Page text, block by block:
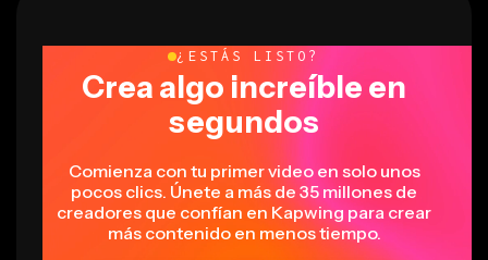
¿ESTÁS LISTO?
Crea algo increíble en
segundos
Comienza con tu primer video en solo unos
pocos clics. Únete a más de 35 millones de
creadores que confían en Kapwing para crear
más contenido en menos tiempo.